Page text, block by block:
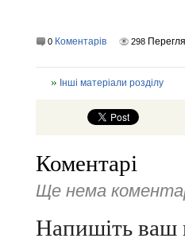
0 Коментарів 298
Інші матеріали розділу
Коментарі
Ще нема
Напишіть ваш